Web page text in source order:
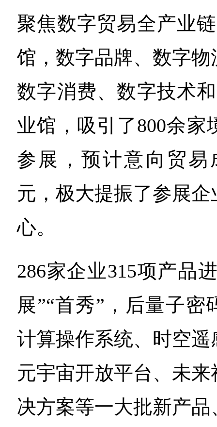
聚焦数字贸易全产业
馆，数字品牌、数字
数字消费、数字技术
业馆，吸引了800余家
参展，预计意向贸易
元，极大提振了参展
心。
286家企业315项产品
展”“首秀”，后量子密
计算操作系统、时空
元宇宙开放平台、未
决方案等一大批新产